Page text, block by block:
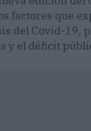
factores que
del Covid-19,
y el déficit